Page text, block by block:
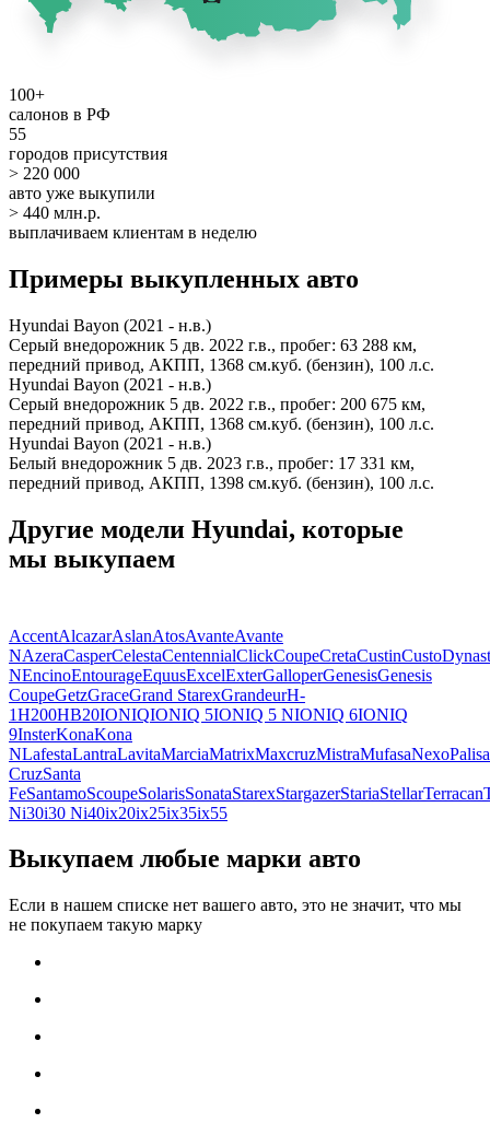
100+
салонов в РФ
55
городов присутствия
> 220 000
авто уже выкупили
> 440 млн.р.
выплачиваем клиентам в неделю
Примеры выкупленных авто
Hyundai Bayon (2021 - н.в.)
Серый внедорожник 5 дв. 2022 г.в., пробег: 63 288 км,
передний привод, АКПП, 1368 см.куб. (бензин), 100 л.с.
Hyundai Bayon (2021 - н.в.)
Серый внедорожник 5 дв. 2022 г.в., пробег: 200 675 км,
передний привод, АКПП, 1368 см.куб. (бензин), 100 л.с.
Hyundai Bayon (2021 - н.в.)
Белый внедорожник 5 дв. 2023 г.в., пробег: 17 331 км,
передний привод, АКПП, 1398 см.куб. (бензин), 100 л.с.
Другие модели Hyundai, которые
мы выкупаем
AccentAlcazarAslanAtosAvanteAvante
NAzeraCasperCelestaCentennialClickCoupeCretaCustinCusto
NEncinoEntourageEquusExcelExterGalloperGenesisGenesis
CoupeGetzGraceGrand StarexGrandeurH-
1H200HB20IONIQIONIQ 5IONIQ 5 NIONIQ 6IONIQ
9InsterKonaKona
NLafestaLantraLavitaMarciaMatrixMaxcruzMistraMufasaNexo
CruzSanta
FeSantamoScoupeSolarisSonataStarexStargazerStariaStellarTerracan
Ni30i30 Ni40ix20ix25ix35ix55
Выкупаем любые марки авто
Если в нашем списке нет вашего авто, это не значит, что мы
не покупаем такую марку